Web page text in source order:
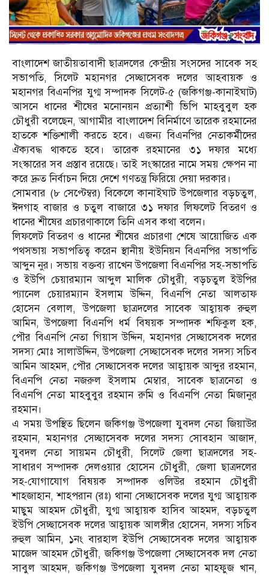
বাংলাদেশ জাতীয়তাবাদী ছাত্রদলের কেন্দ্রীয় সংসদের সাবেক সহ
সভাপতি, সিলেট মহানগর সেচ্ছাসেবক দলের আহবায়ক ও
মহানগর বিএনপির যুগ্ম সম্পাদক সিলেট-৫ (জকিগঞ্জ-কানাইঘাট)
আসনে ধানের শীষের মনোনয়ন প্রত্যাশী ভিপি মাহবুবুল হক
চৌধুরী বলেছেন, আগামীর বাংলাদেশ বিনির্মাণে তারেক রহমানের
হাতকে শক্তিশালী করতে হবে। এজন্য বিএনপির নেতাকর্মীদের
ঐক্যবদ্ধ থাকতে হবে। তারেক রহমানের ৩১ দফার মধ্যে
সংস্কারের সব প্রস্তাব রয়েছে। তাই সংস্কারের নামে সময় ক্ষেপন না
করে দ্রুত নির্বাচন দিয়ে দেশে গণতন্ত্র ফিরিয়ে দেয়া দরকার।
সোমবার (৮ সেপ্টেম্বর) বিকেলে কানাইঘাট উপজেলার বড়চতুল,
ঈদগাহ বাজার ও চতুল বাজারে ৩১ দফার লিফলেট বিতরণ ও
ধানের শীষের প্রচারণাকালে তিনি এসব কথা বলেন।
লিফলেট বিতরণ ও ধানের শীষের প্রচারণা শেষে আয়োজিত এক
পথসভায় সভাপতিত্ব করেন স্থানীয় ইউনিয়ন বিএনপির সভাপতি
আব্দুন নুর। সভায় বক্তব্য রাখেন উপজেলা বিএনপির সহ-সভাপতি
ও ইউপি চেয়ারম্যান আব্দুল মালিক চৌধুরী, বড়চতুল ইউপির
প্যানেল চেয়ারম্যান ইসলাম উদ্দিন, বিএনপি নেতা আলতাফ
হোসেন বেলাল, উপজেলা ছাত্রদলের সাবেক আহ্বায়ক রুহুল
আমিন, উপজেলা বিএনপি ধর্ম বিষয়ক সম্পাদক শফিকুল হক,
পৌর বিএনপি নেতা গিয়াস উদ্দিন, মহানগর সেচ্ছাসেবক দলের
সদস্য মোঃ সালাউদ্দিন, উপজেলা সেচ্ছাসেবক দলের সদস্য সচিব
আমিন আহমদ, পৌর সেচ্ছাসেবক দলের আহ্বায়ক আব্দুর রহমান,
বিএনপি নেতা নজরুল ইসলাম মেম্বার, সাবেক ছাত্রনেতা ও
বিএনপি নেতা মাহবুবুর রহমান রুমি ও বিএনপি নেতা মিজানুর
রহমান।
এ সময় উপস্থিত ছিলেন জকিগঞ্জ উপজেলা যুবদল নেতা জিয়াউর
রহমান, মহানগর সেচ্ছাসেবক দলের সদস্য সোবহান আজাদ,
যুবদল নেতা সায়মন চৌধুরী, সিলেট জেলা ছাত্রদলের সহ-
সাধারণ সম্পাদক দেলওয়ার হোসেন চৌধুরী, জেলা ছাত্রদলের
সহ-যোগাযোগ বিষয়ক সম্পাদক ওলিউর রহমান চৌধুরী
শাহজাহান, শাহপরান (রঃ) থানা সেচ্ছাসেবক দলের যুগ্ম আহ্বায়ক
মাছুম আহমদ চৌধুরী, যুগ্ম আহ্বায়ক হাসিব আহমদ, বড়চতুল
ইউপি সেচ্ছাসেবক দলের আহ্বায়ক আলঙ্গীর হোসেন, সদস্য সচিব
রুহুল আমিন, ১নং বারহাল ইউপি সেচ্ছাসেবক দলের আহ্বায়ক
মাজেদ আহমদ চৌধুরী, জকিগঞ্জ উপজেলা সেচ্ছাসেবক দল নেতা
সাবুল আহমদ, জকিগঞ্জ উপজেলা যুবদল নেতা মাহফুজ খান,